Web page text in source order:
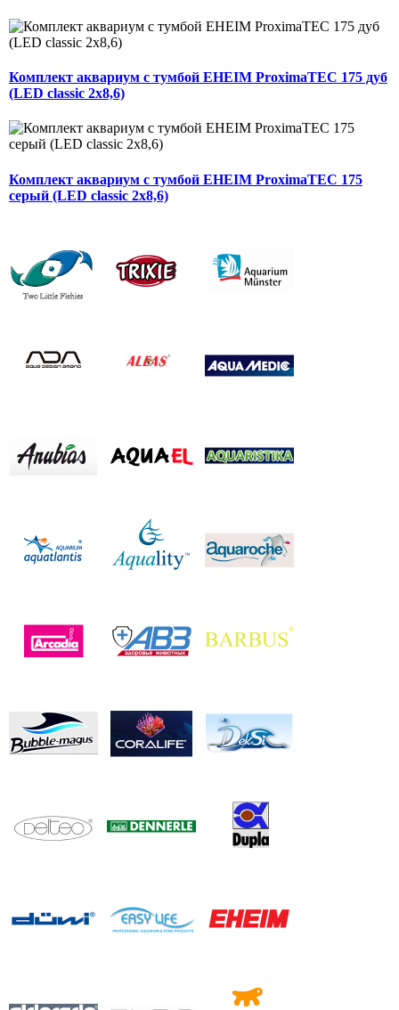
Комплект аквариум с тумбой EHEIM ProximaTEC 175 дуб
(LED classic 2x8,6)
Комплект аквариум с тумбой EHEIM ProximaTEC 175
серый (LED classic 2x8,6)